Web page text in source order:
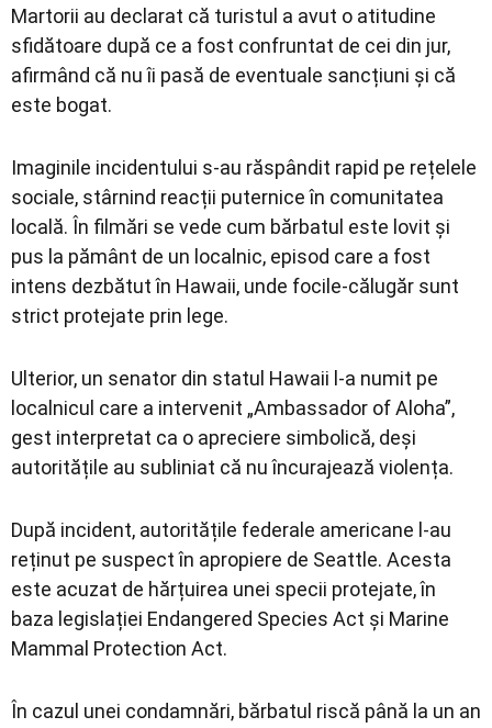
Martorii au declarat că turistul a avut o atitudine
sfidătoare după ce a fost confruntat de cei din jur,
afirmând că nu îi pasă de eventuale sancțiuni și că
este bogat.
Imaginile incidentului s-au răspândit rapid pe rețelele
sociale, stârnind reacții puternice în comunitatea
locală. În filmări se vede cum bărbatul este lovit și
pus la pământ de un localnic, episod care a fost
intens dezbătut în Hawaii, unde focile-călugăr sunt
strict protejate prin lege.
Ulterior, un senator din statul Hawaii l-a numit pe
localnicul care a intervenit „Ambassador of Aloha”,
gest interpretat ca o apreciere simbolică, deși
autoritățile au subliniat că nu încurajează violența.
După incident, autoritățile federale americane l-au
reținut pe suspect în apropiere de Seattle. Acesta
este acuzat de hărțuirea unei specii protejate, în
baza legislației Endangered Species Act și Marine
Mammal Protection Act.
În cazul unei condamnări, bărbatul riscă până la un an